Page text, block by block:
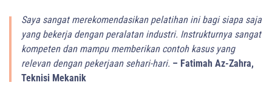
Saya sangat merekomendasikan pelatihan ini bagi siapa saja
yang bekerja dengan peralatan industri. Instrukturnya sangat
kompeten dan mampu memberikan contoh kasus yang
relevan dengan pekerjaan sehari-hari. – Fatimah Az-Zahra,
Teknisi Mekanik